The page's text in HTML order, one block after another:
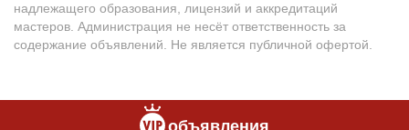
надлежащего образования, лицензий и аккредитаций
мастеров. Администрация не несёт ответственность за
содержание объявлений. Не является публичной офертой.
объявления